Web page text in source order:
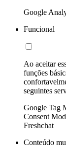
Google
Funcional
Ao aceitar
funções
seguintes
Google Tag
Consent
Freshchat
Conteúdo